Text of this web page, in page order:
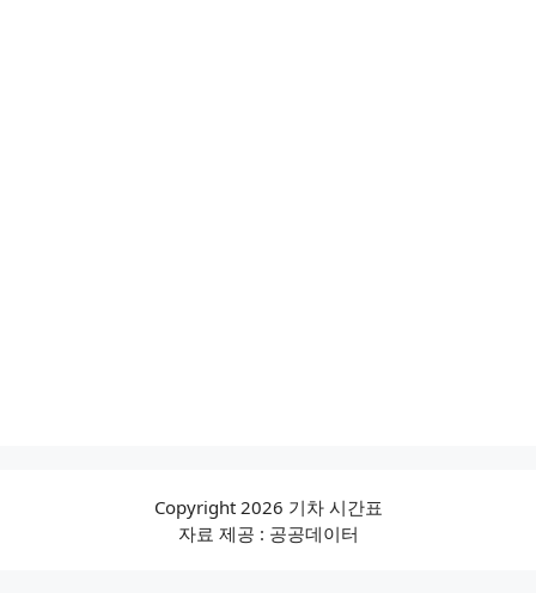
Copyright 2026 기차 시간표
자료 제공 : 공공데이터